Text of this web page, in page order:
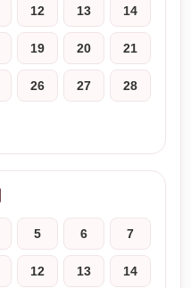
12 13 14
19 20 21
26 27 28
5 6 7
12 13 14